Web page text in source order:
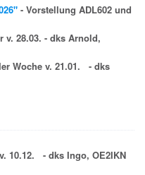
- Vorstellung ADL602 und
v. 28.03. - dks Arnold,
Woche v. 21.01. - dks
10.12. - dks Ingo, OE2IKN